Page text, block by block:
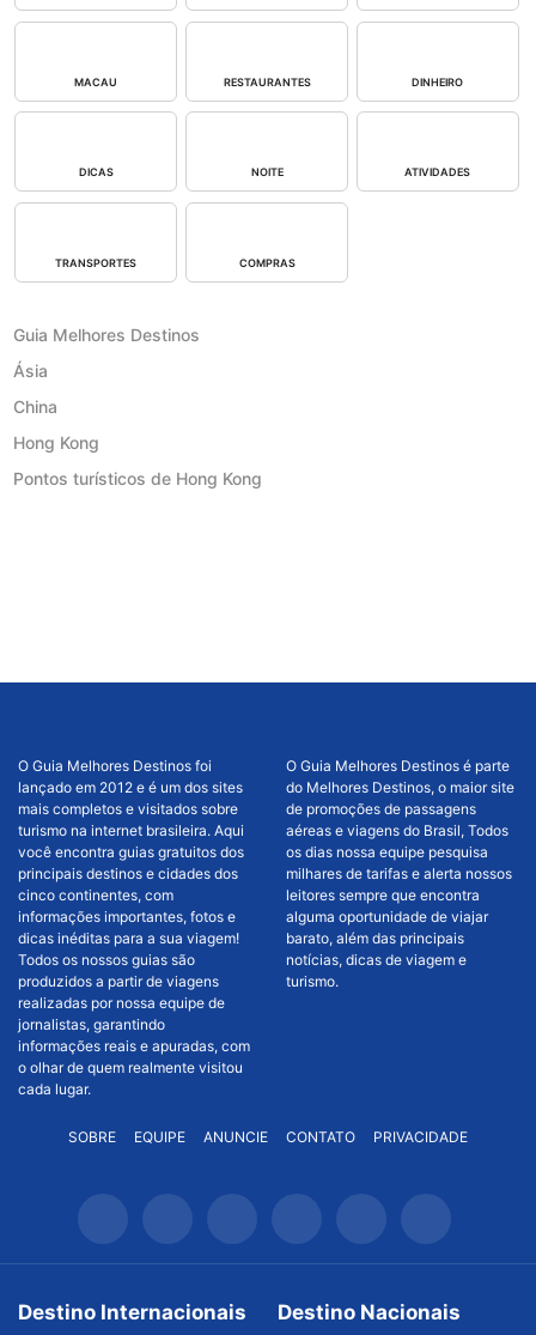
MACAU RESTAURANTES DINHEIRO
DICAS NOITE ATIVIDADES
TRANSPORTES COMPRAS
Guia Melhores Destinos
Ásia
China
Hong Kong
Pontos turísticos de Hong Kong
O Guia Melhores Destinos foi
lançado em 2012 e é um dos sites
mais completos e visitados sobre
turismo na internet brasileira. Aqui
você encontra guias gratuitos dos
principais destinos e cidades dos
cinco continentes, com
informações importantes, fotos e
dicas inéditas para a sua viagem!
Todos os nossos guias são
produzidos a partir de viagens
realizadas por nossa equipe de
jornalistas, garantindo
informações reais e apuradas, com
o olhar de quem realmente visitou
cada lugar.
O Guia Melhores Destinos é parte
do Melhores Destinos, o maior site
de promoções de passagens
aéreas e viagens do Brasil, Todos
os dias nossa equipe pesquisa
milhares de tarifas e alerta nossos
leitores sempre que encontra
alguma oportunidade de viajar
barato, além das principais
notícias, dicas de viagem e
turismo.
SOBRE EQUIPE ANUNCIE CONTATO PRIVACIDADE
Destino Internacionais Destino Nacionais